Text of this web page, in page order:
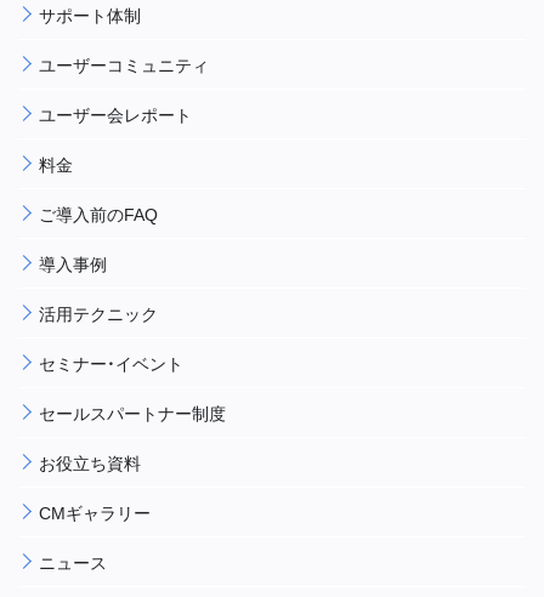
サポート体制
ユーザーコミュニティ
ユーザー会レポート
料金
ご導入前のFAQ
導入事例
活用テクニック
セミナー・イベント
セールスパートナー制度
お役立ち資料
CMギャラリー
ニュース